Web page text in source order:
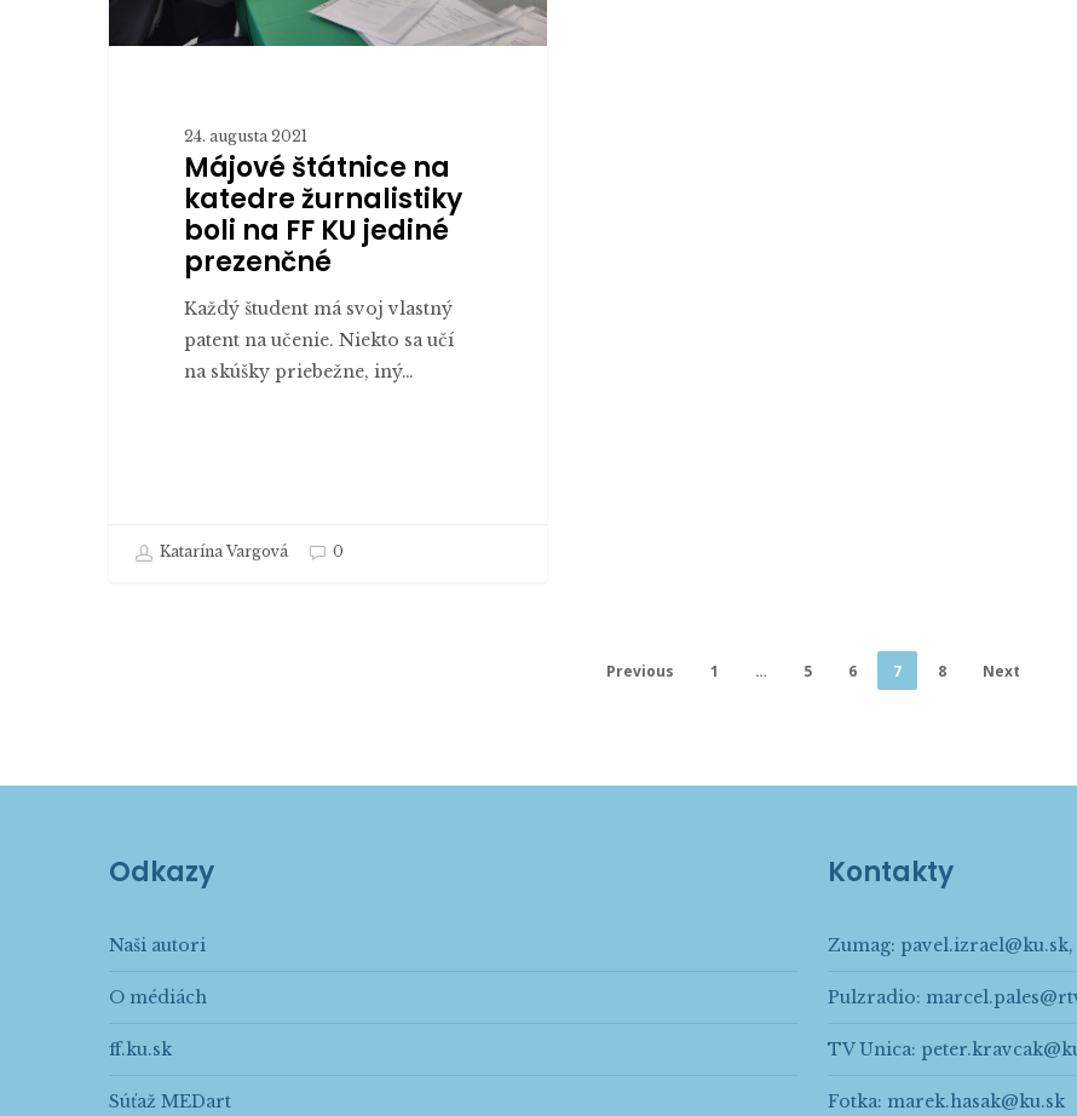
jediné
24. augusta 2021
Májové štátnice na
katedre žurnalistiky
boli na FF KU jediné
prezenčné
Každý študent má svoj vlastný
patent na učenie. Niekto sa učí
na skúšky priebežne, iný…
Katarína Vargová 0
Previous 1 … 5 6 7 8 Next
Odkazy
Naši autori
O médiách
ff.ku.sk
Súťaž MEDart
Kontakty
Zumag: pavel.izrael@ku.sk,
Pulzradio:
TV Unica:
Fotka: marek.hasak@ku.sk